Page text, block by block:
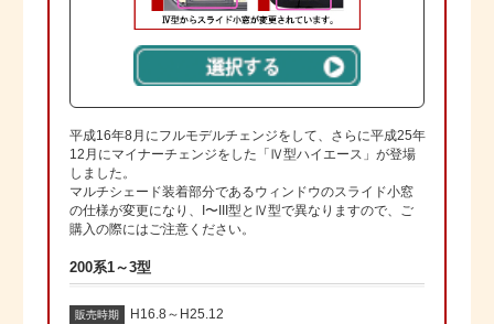
平成16年8月にフルモデルチェンジをして、さらに平成25年
12月にマイナーチェンジをした「Ⅳ型ハイエース」が登場
しました。
マルチシェード装着部分であるウィンドウのスライド小窓
の仕様が変更になり、I〜III型とⅣ型で異なりますので、ご
購入の際にはご注意ください。
200系1～3型
販売時期 H16.8～H25.12